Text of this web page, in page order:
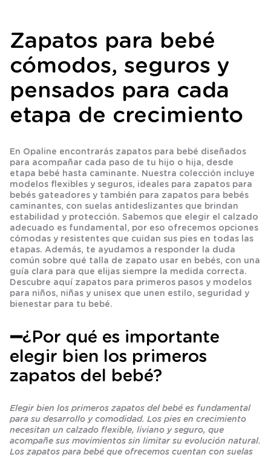
Zapatos para bebé
cómodos, seguros y
pensados para cada
etapa de crecimiento
En Opaline encontrarás zapatos para bebé diseñados
para acompañar cada paso de tu hijo o hija, desde
etapa bebé hasta caminante. Nuestra colección incluye
modelos flexibles y seguros, ideales para zapatos para
bebés gateadores y también para zapatos para bebés
caminantes, con suelas antideslizantes que brindan
estabilidad y protección. Sabemos que elegir el calzado
adecuado es fundamental, por eso ofrecemos opciones
cómodas y resistentes que cuidan sus pies en todas las
etapas. Además, te ayudamos a responder la duda
común sobre qué talla de zapato usar en bebés, con una
guía clara para que elijas siempre la medida correcta.
Descubre aquí zapatos para primeros pasos y modelos
para niños, niñas y unisex que unen estilo, seguridad y
bienestar para tu bebé.
➖¿Por qué es importante
elegir bien los primeros
zapatos del bebé?
Elegir bien los primeros zapatos del bebé es fundamental
para su desarrollo y comodidad. Los pies en crecimiento
necesitan un calzado flexible, liviano y seguro, que
acompañe sus movimientos sin limitar su evolución natural.
Los zapatos para bebé que ofrecemos cuentan con suelas